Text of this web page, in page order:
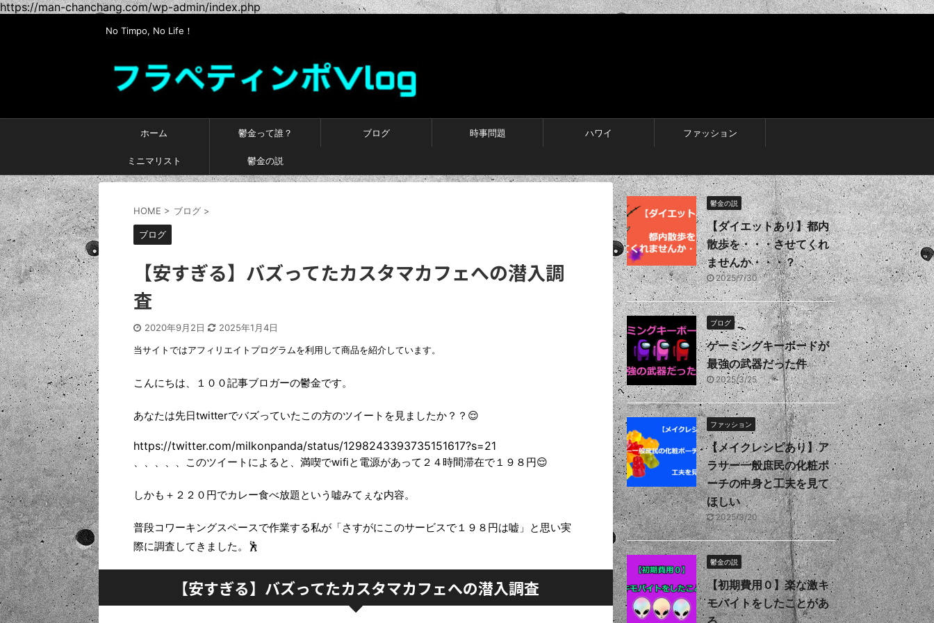
https://man-chanchang.com/wp-admin/index.php
No Timpo, No Life！
ホーム 鬱金って誰？ ブログ 時事問題 ハワイ ファッション
ミニマリスト 鬱金の説
HOME > ブログ >
ブログ
【安すぎる】バズってたカスタマカフェへの潜入調
査
2020年9月2日
2025年1月4日
当サイトではアフィリエイトプログラムを利用して商品を紹介しています。
こんにちは、１００記事ブロガーの鬱金です。
あなたは先日twitterでバズっていたこの方のツイートを見ましたか？？😌
https://twitter.com/milkonpanda/status/1298243393735151617?s=21
、、、、、このツイートによると、満喫でwifiと電源があって２４時間滞在で１９８円😌
しかも＋２２０円でカレー食べ放題という嘘みてぇな内容。
普段コワーキングスペースで作業する私が「さすがにこのサービスで１９８円は嘘」と思い実
際に調査してきました。🕺
【安すぎる】バズってたカスタマカフェへの潜入調査
鬱金の説
【ダイエットあり】都内
散歩を・・・させてくれ
ませんか・・・？
2025/7/30
ブログ
ゲーミングキーボードが
最強の武器だった件
2025/3/25
ファッション
【メイクレシピあり】ア
ラサー一般庶民の化粧ポ
ーチの中身と工夫を見て
ほしい
2025/3/20
鬱金の説
【初期費用０】楽な激キ
モバイトをしたことがあ